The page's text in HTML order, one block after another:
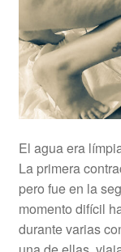
El agua era
La primera
pero fue en la
momento difícil
durante varias